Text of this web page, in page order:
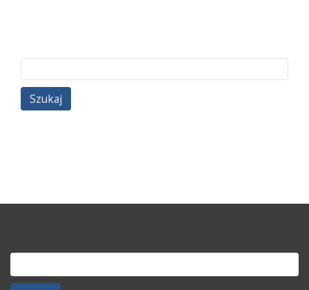
Szukaj:
Szukaj: